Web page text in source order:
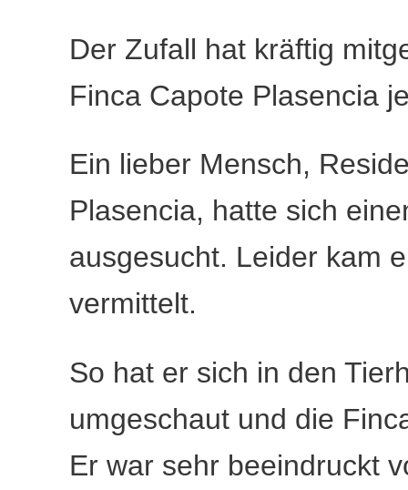
Der Zufall hat kräftig
Finca Capote Plasencia
Ein lieber Mensch,
Plasencia, hatte sich
ausgesucht. Leider kam
vermittelt.
So hat er sich in den
umgeschaut und die
Er war sehr beeindruckt